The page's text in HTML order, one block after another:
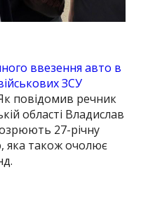
ввезення авто в
ЗСУ
повідомив речник
області Владислав
27-річну
яка також очолює